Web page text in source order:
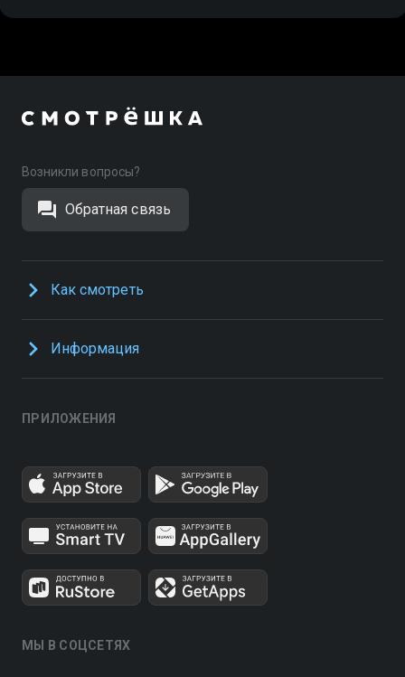
Возникли вопросы?
Обратная связь
Как смотреть
Информация
ПРИЛОЖЕНИЯ
МЫ В СОЦСЕТЯХ